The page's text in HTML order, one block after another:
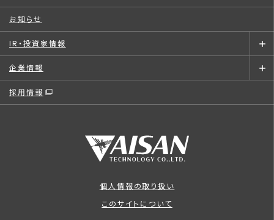
お知らせ
IR・投資家情報
企業情報
採用情報
個人情報の取り扱い
このサイトについて